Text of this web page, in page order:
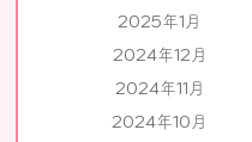
2025年1月
2024年12月
2024年11月
2024年10月